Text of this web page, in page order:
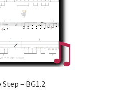
– BG1.2